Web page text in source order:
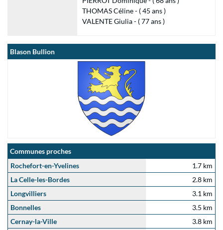
THOMAS Céline - ( 45 ans )
VALENTE Giulia - ( 77 ans )
Blason Bullion
Communes proches
Rochefort-en-Yvelines
1.7 km
La Celle-les-Bordes
2.8 km
Longvilliers
3.1 km
Bonnelles
3.5 km
Cernay-la-Ville
3.8 km